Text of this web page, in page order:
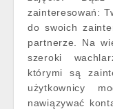
zainteresowań:
do swoich
partnerze. Na
szeroki
którymi są
użytkownicy
nawiązywać